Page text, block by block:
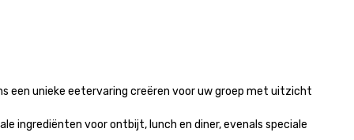
een unieke eetervaring creëren voor uw groep met uitzicht
ingrediënten voor ontbijt, lunch en diner, evenals speciale